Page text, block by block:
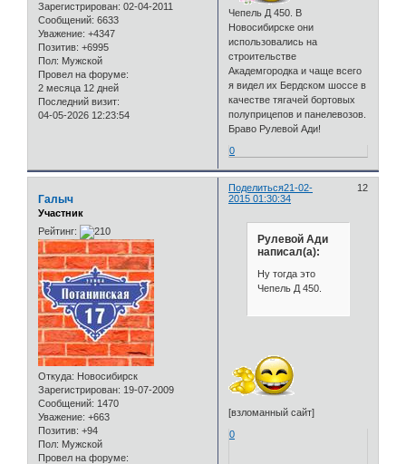
Зарегистрирован: 02-04-2011
Сообщений: 6633
Уважение: +4347
Позитив: +6995
Пол: Мужской
Провел на форуме:
2 месяца 12 дней
Последний визит:
04-05-2026 12:23:54
Чепель Д 450. В
Новосибирске они
использовались на
строительстве
Академгородка и чаще всего
я видел их Бердском шоссе в
качестве тягачей бортовых
полуприцепов и панелевозов.
Браво Рулевой Ади!
0
Поделиться 12
21-02-
2015 01:30:34
Галыч
Участник
Рейтинг:
Откуда: Новосибирск
Зарегистрирован: 19-07-2009
Сообщений: 1470
Уважение: +663
Позитив: +94
Пол: Мужской
Провел на форуме:
Рулевой Ади
написал(а):
Ну тогда это
Чепель Д 450.
[взломанный сайт]
0